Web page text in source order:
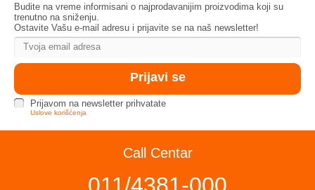
Budite na vreme informisani o najprodavanijim proizvodima koji su
trenutno na sniženju.
Ostavite Vašu e-mail adresu i prijavite se na naš newsletter!
Prijavom na newsletter prihvatate
Uslove korišćenja
Call Centar
011/4381-000